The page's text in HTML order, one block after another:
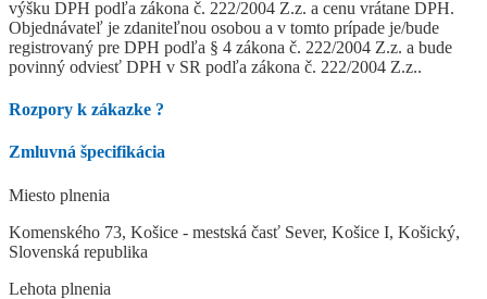
výšku DPH podľa zákona č. 222/2004 Z.z. a cenu vrátane DPH.
Objednávateľ je zdaniteľnou osobou a v tomto prípade je/bude
registrovaný pre DPH podľa § 4 zákona č. 222/2004 Z.z. a bude
povinný odviesť DPH v SR podľa zákona č. 222/2004 Z.z..
Rozpory k zákazke ?
Zmluvná špecifikácia
Miesto plnenia
Komenského 73, Košice - mestská časť Sever, Košice I, Košický,
Slovenská republika
Lehota plnenia